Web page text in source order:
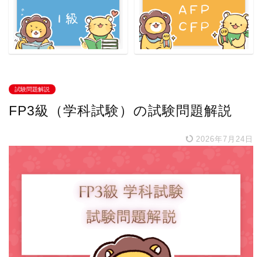
試験問題解説
FP3級（学科試験）の試験問題解説
2026年7月24日